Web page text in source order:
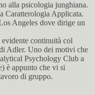
alla psicologia junghiana.
Caratterologia Applicata.
Angeles dove dirige un
continuità col
Adler. Uno dei motivi che
Psychology Club a
è appunto che vi si
di gruppo.